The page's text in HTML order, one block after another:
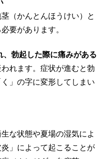
（かんとんほうけい）と
要があります。
勃起した際に痛みがある
れます。症状が進むと勃
」の字に変形してしまい
な状態や夏場の湿気によ
」によって起こることが